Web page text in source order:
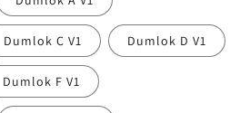
Dumlok C V1 Dumlok D V1
Dumlok F V1